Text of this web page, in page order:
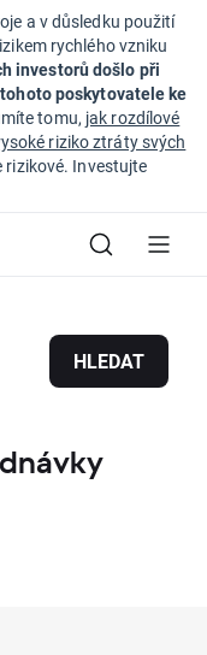
a v důsledku použití
rychlého vzniku
investorů došlo při
poskytovatele ke
tomu, jak rozdílové
riziko ztráty svých
rizikové. Investujte
HLEDAT